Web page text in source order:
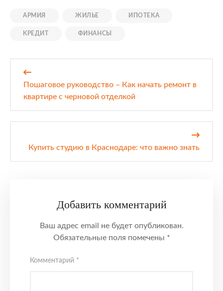
АРМИЯ ЖИЛЬЕ ИПОТЕКА
КРЕДИТ ФИНАНСЫ
записям
Пошаговое руководство – Как начать ремонт в
квартире с черновой отделкой
Купить студию в Краснодаре: что важно знать
Добавить комментарий
Ваш адрес email не будет опубликован.
Обязательные поля помечены *
Комментарий *